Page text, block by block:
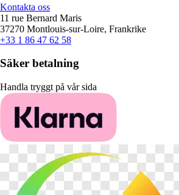
Kontakta oss
11 rue Bernard Maris
37270 Montlouis-sur-Loire, Frankrike
+33 1 86 47 62 58
Säker betalning
Handla tryggt på vår sida